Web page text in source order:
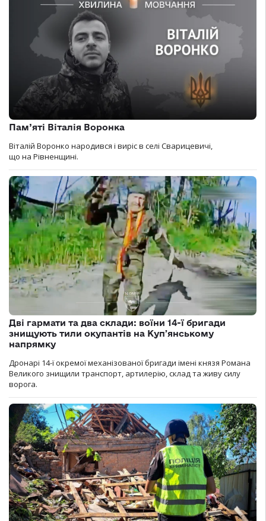
Пам’яті Віталія Воронка
Віталій Воронко народився і виріс в селі Сварицевичі,
що на Рівненщині.
Дві гармати та два склади: воїни 14-ї бригади
знищують тили окупантів на Купʼянському
напрямку
Дронарі 14-ї окремої механізованої бригади імені князя Романа
Великого знищили транспорт, артилерію, склад та живу силу
ворога.